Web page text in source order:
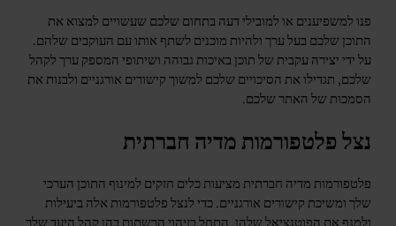
פנו למשפיענים או למובילי דעה בתחום שלכם שעשויים למצוא את
התוכן שלכם בעל ערך ולהיות מוכנים לשתף אותו עם העוקבים שלהם.
על ידי יצירה עקבית של תוכן באיכות גבוהה ושיתופי המספק ערך לקהל
שלכם, תגדילו את הסיכויים שלכם למשוך קישורים אורגניים ולבנות את
הסמכות של האתר שלכם.
נצל פלטפורמות מדיה חברתית
פלטפורמות מדיה חברתית מציעות כלים חזקים למינוף התוכן הערכי
שלך ומשיכת קישורים אורגניים. כדי לנצל פלטפורמות אלה ביעילות